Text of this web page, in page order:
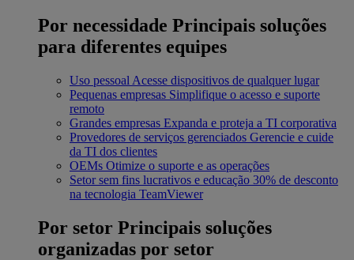
Por necessidade Principais soluções
para diferentes equipes
Uso pessoal Acesse dispositivos de qualquer lugar
Pequenas empresas Simplifique o acesso e suporte
remoto
Grandes empresas Expanda e proteja a TI corporativa
Provedores de serviços gerenciados Gerencie e cuide
da TI dos clientes
OEMs Otimize o suporte e as operações
Setor sem fins lucrativos e educação 30% de desconto
na tecnologia TeamViewer
Por setor Principais soluções
organizadas por setor